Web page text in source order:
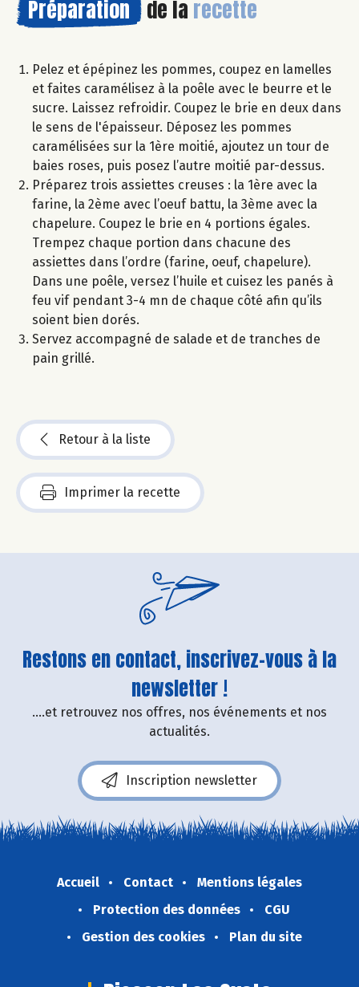
Préparation de la recette
Pelez et épépinez les pommes, coupez en lamelles
et faites caramélisez à la poêle avec le beurre et le
sucre. Laissez refroidir. Coupez le brie en deux dans
le sens de l'épaisseur. Déposez les pommes
caramélisées sur la 1ère moitié, ajoutez un tour de
baies roses, puis posez l’autre moitié par-dessus.
Préparez trois assiettes creuses : la 1ère avec la
farine, la 2ème avec l’oeuf battu, la 3ème avec la
chapelure. Coupez le brie en 4 portions égales.
Trempez chaque portion dans chacune des
assiettes dans l’ordre (farine, oeuf, chapelure).
Dans une poêle, versez l’huile et cuisez les panés à
feu vif pendant 3-4 mn de chaque côté afin qu’ils
soient bien dorés.
Servez accompagné de salade et de tranches de
pain grillé.
Retour à la liste
Imprimer la recette
Restons en contact, inscrivez-vous à la
newsletter !
....et retrouvez nos offres, nos événements et nos
actualités.
Inscription newsletter
Accueil Contact
Mentions légales
Protection des données
CGU
Gestion des cookies
Plan du site